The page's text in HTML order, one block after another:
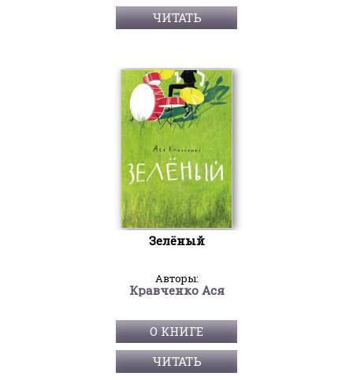
ЧИТАТЬ
Зелёный
Авторы:
Кравченко Ася
О КНИГЕ
ЧИТАТЬ